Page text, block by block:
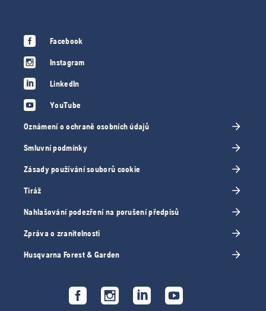
Facebook
Instagram
LinkedIn
YouTube
Oznámení o ochraně osobních údajů
Smluvní podmínky
Zásady používání souborů cookie
Tiráž
Nahlašování podezření na porušení předpisů
Zpráva o zranitelnosti
Husqvarna Forest & Garden